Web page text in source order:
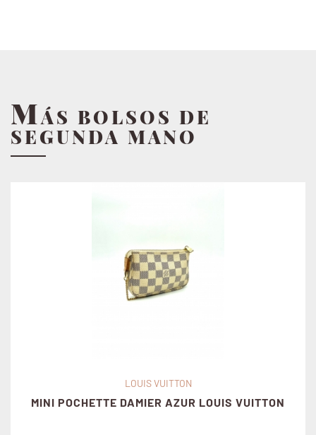
MÁS BOLSOS DE
SEGUNDA MANO
LOUIS VUITTON
MINI POCHETTE DAMIER AZUR LOUIS VUITTON